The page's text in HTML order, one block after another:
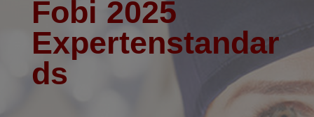
Fobi 2025
Expertenstandar
ds